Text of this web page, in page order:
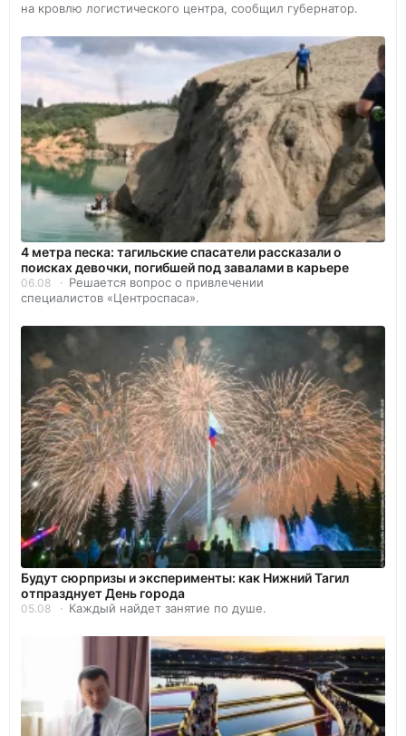
на кровлю логистического центра, сообщил губернатор.
4 метра песка: тагильские спасатели рассказали о
поисках девочки, погибшей под завалами в карьере
06.08
Решается вопрос о привлечении
специалистов «Центроспаса».
Будут сюрпризы и эксперименты: как Нижний Тагил
отпразднует День города
05.08 Каждый найдет занятие по душе.